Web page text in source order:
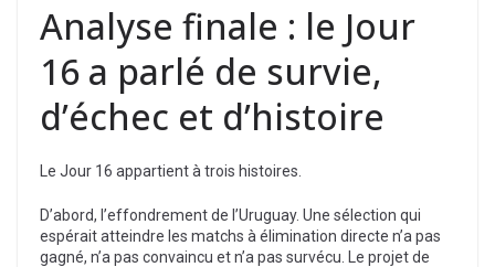
Analyse finale : le Jour
16 a parlé de survie,
d’échec et d’histoire
Le Jour 16 appartient à trois histoires.
D’abord, l’effondrement de l’Uruguay. Une sélection qui
espérait atteindre les matchs à élimination directe n’a pas
gagné, n’a pas convaincu et n’a pas survécu. Le projet de